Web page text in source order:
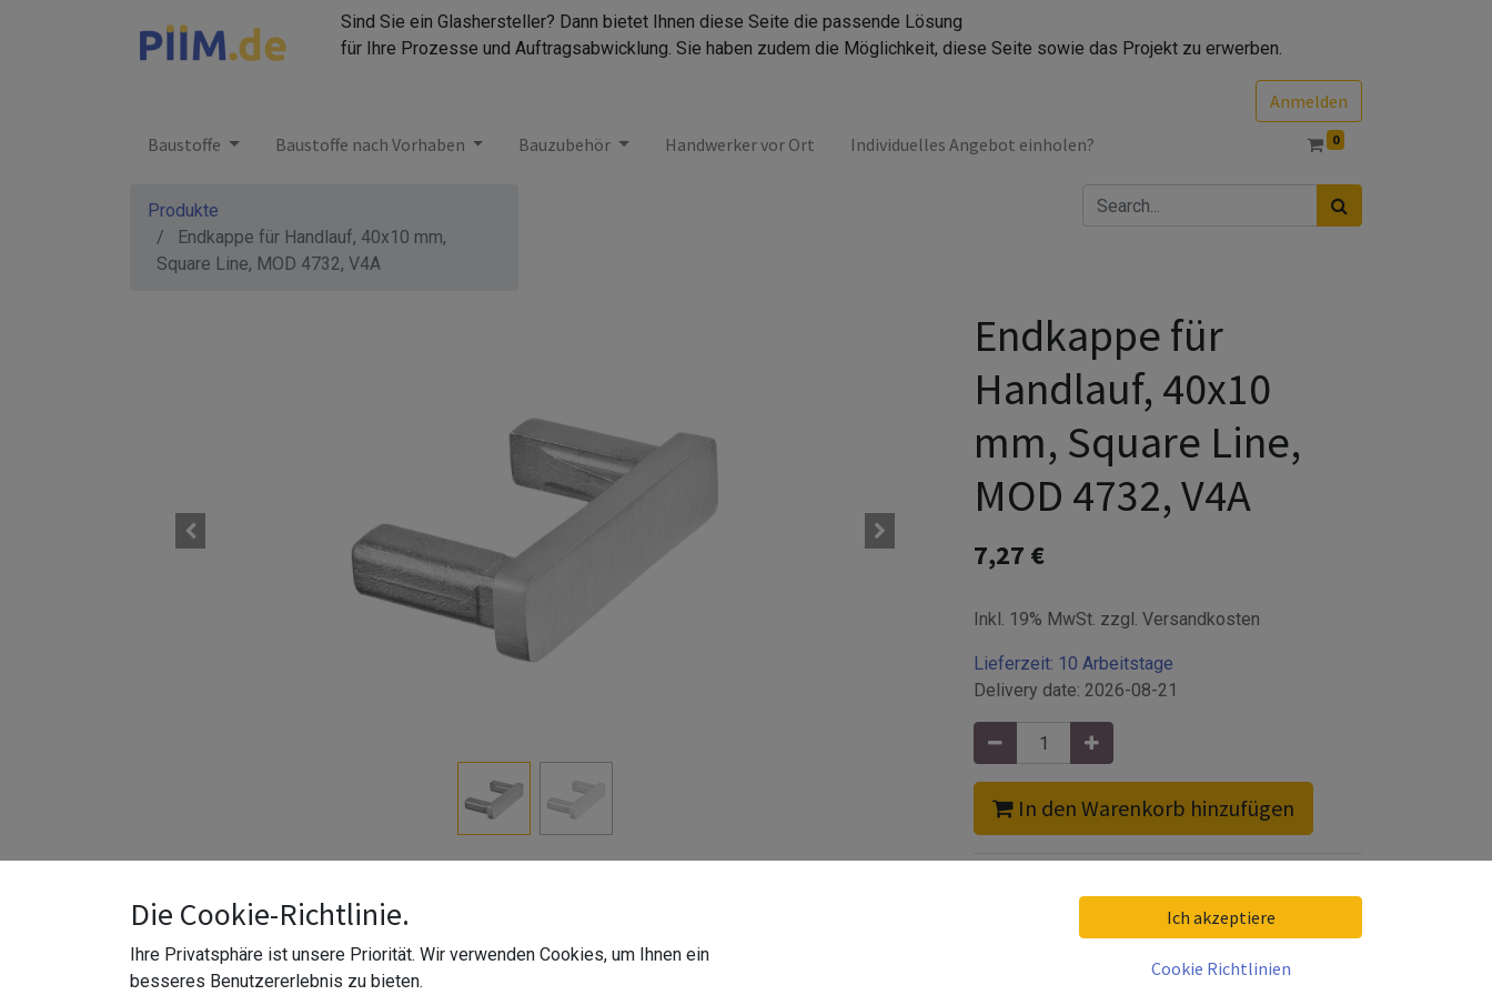
Sind Sie ein Glashersteller? Dann bietet Ihnen diese Seite die passende Lösung
für Ihre Prozesse und Auftragsabwicklung. Sie haben zudem die Möglichkeit, diese Seite sowie das Projekt zu erwerben.
Anmelden
Baustoffe
Baustoffe nach Vorhaben Bauzubehör Handwerker vor Ort Individuelles Angebot einholen? 0
Produkte
Endkappe für Handlauf, 40x10 mm,
Square Line, MOD 4732, V4A
Endkappe für
Handlauf, 40x10
mm, Square Line,
MOD 4732, V4A
7,27 €
Inkl. 19% MwSt. zzgl. Versandkosten
Lieferzeit: 10 Arbeitstage
Delivery date: 2026-08-21
In den Warenkorb hinzufügen
Höhe 4 mm
Material Edelstahl 316 (V4A)
Modell 4732
Befestigungsform rechteckig
Die Cookie-Richtlinie.
Ihre Privatsphäre ist unsere Priorität. Wir verwenden Cookies, um Ihnen ein
besseres Benutzererlebnis zu bieten.
Ich akzeptiere
Cookie Richtlinien